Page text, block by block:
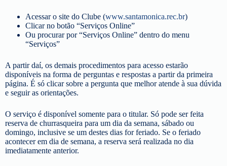
Acessar o site do Clube (www.santamonica.rec.br)
Clicar no botão “Serviços Online”
Ou procurar por “Serviços Online” dentro do menu
“Serviços”
A partir daí, os demais procedimentos para acesso estarão
disponíveis na forma de perguntas e respostas a partir da primeira
página. É só clicar sobre a pergunta que melhor atende à sua dúvida
e seguir as orientações.
O serviço é disponível somente para o titular. Só pode ser feita
reserva de churrasqueira para um dia da semana, sábado ou
domingo, inclusive se um destes dias for feriado. Se o feriado
acontecer em dia de semana, a reserva será realizada no dia
imediatamente anterior.